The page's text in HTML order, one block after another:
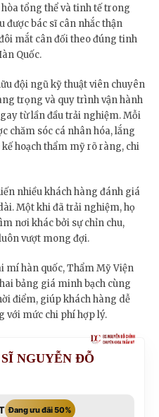
tổng thể và tinh tế trong
được bác sĩ cân nhắc thận
mắt cân đối theo đúng tinh
Quốc.
đội ngũ kỹ thuật viên chuyên
trọng và quy trình vận hành
từ lần đầu trải nghiệm. Mỗi
chăm sóc cá nhân hóa, lắng
hoạch thẩm mỹ rõ ràng, chi
nhiều khách hàng đánh giá
Một khi đã trải nghiệm, họ
nơi khác bởi sự chỉn chu,
vượt mong đợi.
mí hàn quốc, Thẩm Mỹ Viện
bảng giá minh bạch cùng
điểm, giúp khách hàng dễ
với mức chi phí hợp lý.
NGUYỄN ĐỖ
Đang ưu đãi 50%